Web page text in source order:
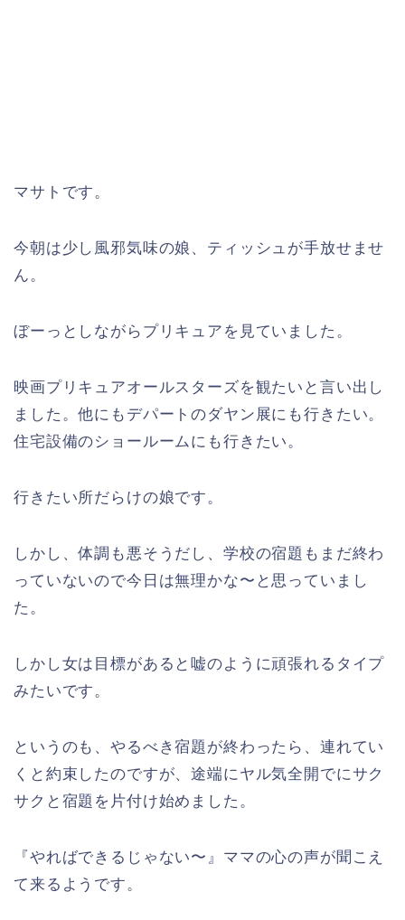
マサトです。
今朝は少し風邪気味の娘、ティッシュが手放せませ
ん。
ぼーっとしながらプリキュアを見ていました。
映画プリキュアオールスターズを観たいと言い出し
ました。他にもデパートのダヤン展にも行きたい。
住宅設備のショールームにも行きたい。
行きたい所だらけの娘です。
しかし、体調も悪そうだし、学校の宿題もまだ終わ
っていないので今日は無理かな〜と思っていまし
た。
しかし女は目標があると嘘のように頑張れるタイプ
みたいです。
というのも、やるべき宿題が終わったら、連れてい
くと約束したのですが、途端にヤル気全開でにサク
サクと宿題を片付け始めました。
『やればできるじゃない〜』ママの心の声が聞こえ
て来るようです。